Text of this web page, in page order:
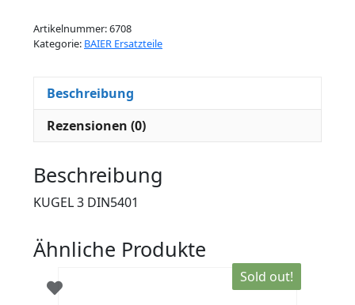
Artikelnummer:6708
Kategorie: BAIER Ersatzteile
Beschreibung
Rezensionen (0)
Beschreibung
KUGEL 3 DIN5401
Ähnliche Produkte
Sold out!